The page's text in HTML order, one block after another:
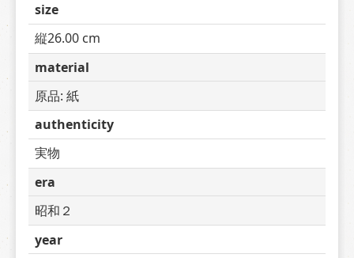
size
縦26.00 cm
material
原品: 紙
authenticity
実物
era
昭和２
year